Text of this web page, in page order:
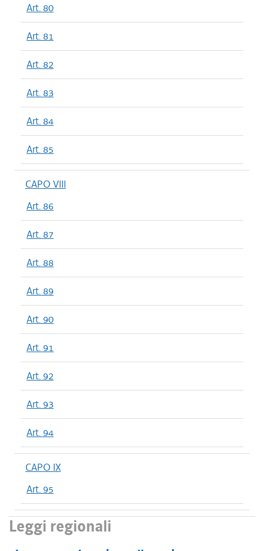
Art. 80
Art. 81
Art. 82
Art. 83
Art. 84
Art. 85
CAPO VIII
Art. 86
Art. 87
Art. 88
Art. 89
Art. 90
Art. 91
Art. 92
Art. 93
Art. 94
CAPO IX
Art. 95
Leggi regionali